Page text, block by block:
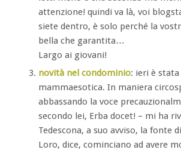
attenzione! quindi va là, voi
siete dentro, è solo perché la
bella che garantita…
Largo ai giovani!
novità nel condominio: ieri è stata
mammaesotica. In maniera
abbassando la voce
secondo lei, Erba docet! – mi ha
Tedescona, a suo avviso, la fonte
Loro, dice, cominciano ad avere